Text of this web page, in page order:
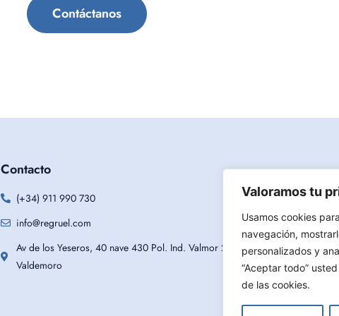
Valoramos tu
Usamos cookies
navegación,
personalizados y
“Aceptar todo”
de las cookies.
Contáctanos
Contacto
(+34) 911 990 730
info@regruel.com
Av de los Yeseros, 40 nave 430 Pol. Ind. Valmor 28343
Valdemoro
Aviso